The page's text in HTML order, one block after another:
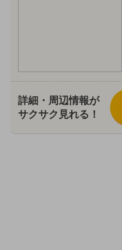
詳細・周辺情報が
サクサク見れる！